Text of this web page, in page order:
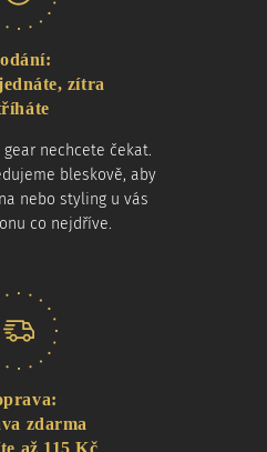
zítra
nechcete čekat.
bleskově, aby
nebo styling u vás
co nejdříve.
zdarma
až 115 Kč